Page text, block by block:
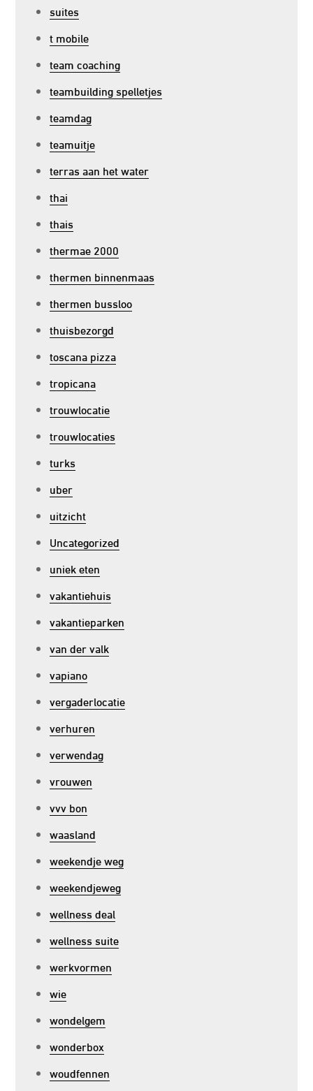
suites
t mobile
team coaching
teambuilding spelletjes
teamdag
teamuitje
terras aan het water
thai
thais
thermae 2000
thermen binnenmaas
thermen bussloo
thuisbezorgd
toscana pizza
tropicana
trouwlocatie
trouwlocaties
turks
uber
uitzicht
Uncategorized
uniek eten
vakantiehuis
vakantieparken
van der valk
vapiano
vergaderlocatie
verhuren
verwendag
vrouwen
vvv bon
waasland
weekendje weg
weekendjeweg
wellness deal
wellness suite
werkvormen
wie
wondelgem
wonderbox
woudfennen